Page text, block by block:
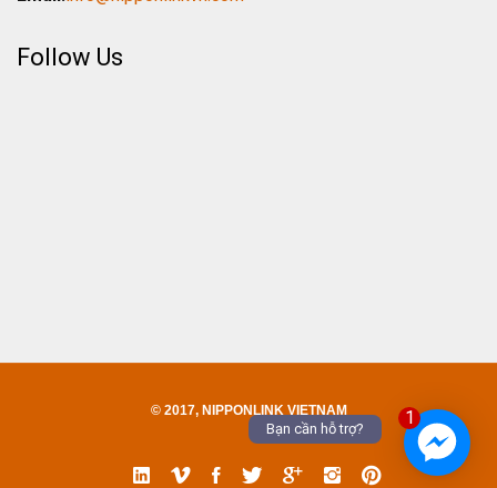
1
Bạn cần hỗ trợ?
Follow Us
© 2017, NIPPONLINK VIETNAM
LinkedVimeoFacebook
TwitterGoogleInstgram
Pinterest